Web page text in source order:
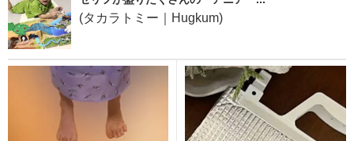
(タカラトミー｜Hugkum)